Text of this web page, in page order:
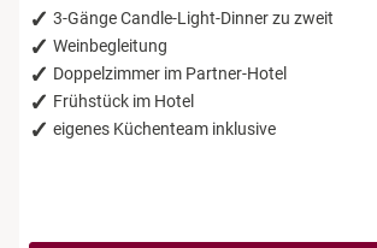
3-Gänge Candle-Light-Dinner zu zweit
Weinbegleitung
Doppelzimmer im Partner-Hotel
Frühstück im Hotel
eigenes Küchenteam inklusive